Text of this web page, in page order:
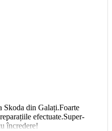
Skoda din Galați.Foarte
efectuate.Super-
încredere!